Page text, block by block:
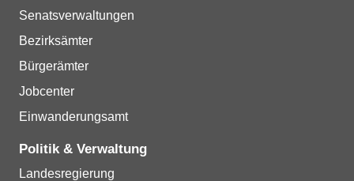
Senatsverwaltungen
Bezirksämter
Bürgerämter
Jobcenter
Einwanderungsamt
Politik & Verwaltung
Landesregierung